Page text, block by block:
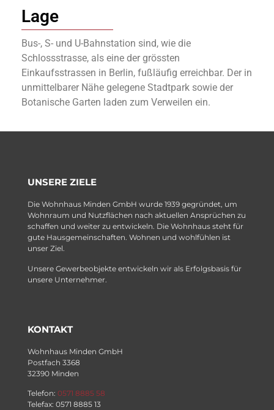
Lage
Bus-, S- und U-Bahnstation sind, wie die
Schlossstrasse, als eine der grössten
Einkaufsstrassen in Berlin, fußläufig erreichbar. Der in
unmittelbarer Nähe gelegene Stadtpark sowie der
Botanische Garten laden zum Verweilen ein.
UNSERE ZIELE
Die Wohnhaus Minden GmbH wurde 1939 gegründet, um
Wohnraum und Nutzflächen nach aktuellen Ansprüchen zu
schaffen und weiter zu entwickeln. Die Wohnhaus steht für
gute Hausgemeinschaften. Wohnen und wohlfühlen ist
unser Ziel.
Unsere Gewerbeobjekte entwickeln wir als Erfolgsbasis für
unsere Unternehmer.
KONTAKT
Wohnhaus Minden GmbH
Postfach 3368
32390 Minden
Telefon: 0571 8885 58
Telefax: 0571 8885 13